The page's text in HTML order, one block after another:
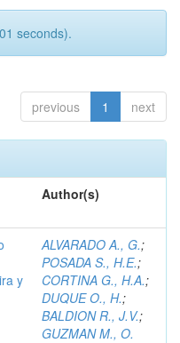
seconds).
previous 1 next
Author(s)
y
ALVARADO A., G.;
POSADA S., H.E.;
CORTINA G., H.A.;
DUQUE O., H.;
BALDION R., J.V.;
GUZMAN M., O.